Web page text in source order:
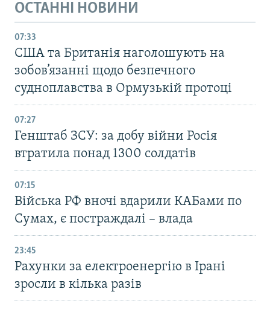
ОСТАННІ НОВИНИ
07:33
США та Британія наголошують на
зобов’язанні щодо безпечного
судноплавства в Ормузькій протоці
07:27
Генштаб ЗСУ: за добу війни Росія
втратила понад 1300 солдатів
07:15
Війська РФ вночі вдарили КАБами по
Сумах, є постраждалі – влада
23:45
Рахунки за електроенергію в Ірані
зросли в кілька разів